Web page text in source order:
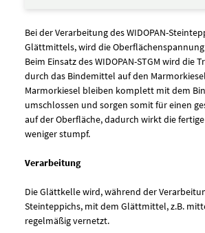
Bei der Verarbeitung des WIDOPAN-
Glättmittels, wird die
Beim Einsatz des WIDOPAN-STGM wird die
durch das Bindemittel auf den
Marmorkiesel bleiben komplett mit dem
umschlossen und sorgen somit für einen
auf der Oberfläche, dadurch wirkt die
weniger stumpf.
Verarbeitung
Die Glättkelle wird, während der
Steinteppichs, mit dem Glättmittel, z.B.
regelmäßig vernetzt.